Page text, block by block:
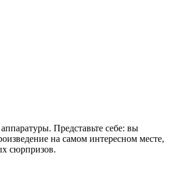
Представьте себе: вы
на самом интересном месте,
сюрпризов.